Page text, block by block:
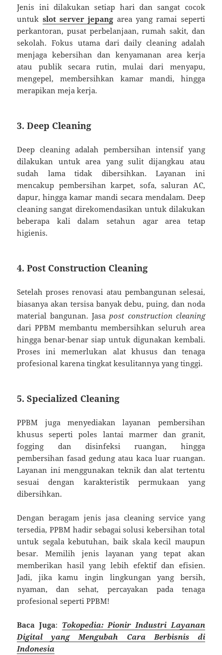
Jenis ini dilakukan setiap hari dan sangat cocok
untuk slot server jepangarea yang ramai seperti
perkantoran, pusat perbelanjaan, rumah sakit, dan
sekolah. Fokus utama dari daily cleaning adalah
menjaga kebersihan dan kenyamanan area kerja
atau publik secara rutin, mulai dari menyapu,
mengepel, membersihkan kamar mandi, hingga
merapikan meja kerja.
3.Deep Cleaning
Deep cleaning adalah pembersihan intensif yang
dilakukan untuk area yang sulit dijangkau atau
sudah lama tidak dibersihkan. Layanan ini
mencakup pembersihan karpet, sofa, saluran AC,
dapur, hingga kamar mandi secara mendalam. Deep
cleaning sangat direkomendasikan untuk dilakukan
beberapa kali dalam setahun agar area tetap
higienis.
4.Post Construction Cleaning
Setelah proses renovasi atau pembangunan selesai,
biasanya akan tersisa banyak debu, puing, dan noda
material bangunan. Jasa post construction cleaning
dari PPBM membantu membersihkan seluruh area
hingga benar-benar siap untuk digunakan kembali.
Proses ini memerlukan alat khusus dan tenaga
profesional karena tingkat kesulitannya yang tinggi.
5.Specialized Cleaning
PPBM juga menyediakan layanan pembersihan
khusus seperti poles lantai marmer dan granit,
fogging dan disinfeksi ruangan, hingga
pembersihan fasad gedung atau kaca luar ruangan.
Layanan ini menggunakan teknik dan alat tertentu
sesuai dengan karakteristik permukaan yang
dibersihkan.
Dengan beragam jenis jasa cleaning service yang
tersedia, PPBM hadir sebagai solusi kebersihan total
untuk segala kebutuhan, baik skala kecil maupun
besar. Memilih jenis layanan yang tepat akan
memberikan hasil yang lebih efektif dan efisien.
Jadi, jika kamu ingin lingkungan yang bersih,
nyaman, dan sehat, percayakan pada tenaga
profesional seperti PPBM!
Baca Juga: Tokopedia: Pionir Industri Layanan
Digital yang Mengubah Cara Berbisnis di
Indonesia